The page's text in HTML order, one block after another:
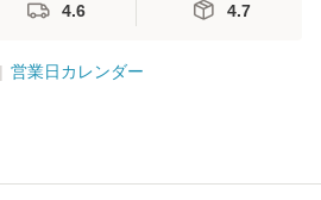
4.6 4.7
営業日カレンダー